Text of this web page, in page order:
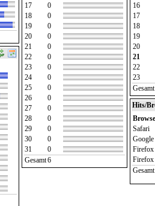
17
0
18
0
19
0
20
0
21
0
22
0
23
0
24
0
25
0
26
0
27
0
28
0
29
0
30
0
31
0
Gesamt6
16
17
18
19
20
21
22
23
Gesamt
Hits/
Safari
Firefox
Firefox
Gesamt